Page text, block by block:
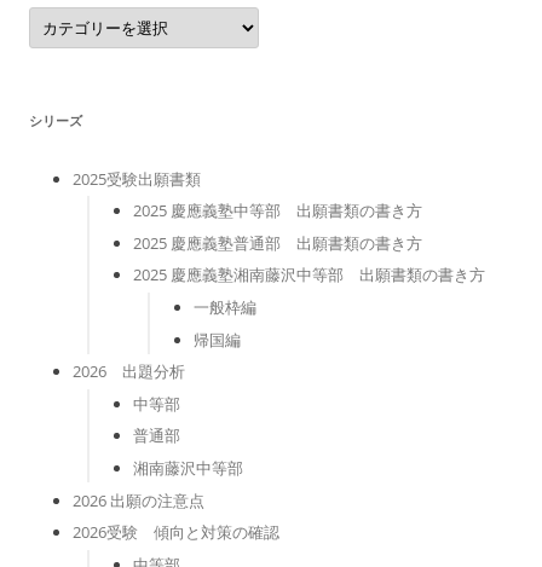
カ
テ
ゴ
シリーズ
2025受験出願書類
2025 慶應義塾中等部 出願書類の書き方
2025 慶應義塾普通部 出願書類の書き方
2025 慶應義塾湘南藤沢中等部 出願書類の書き方
一般枠編
帰国編
2026 出題分析
中等部
普通部
湘南藤沢中等部
2026 出願の注意点
2026受験 傾向と対策の確認